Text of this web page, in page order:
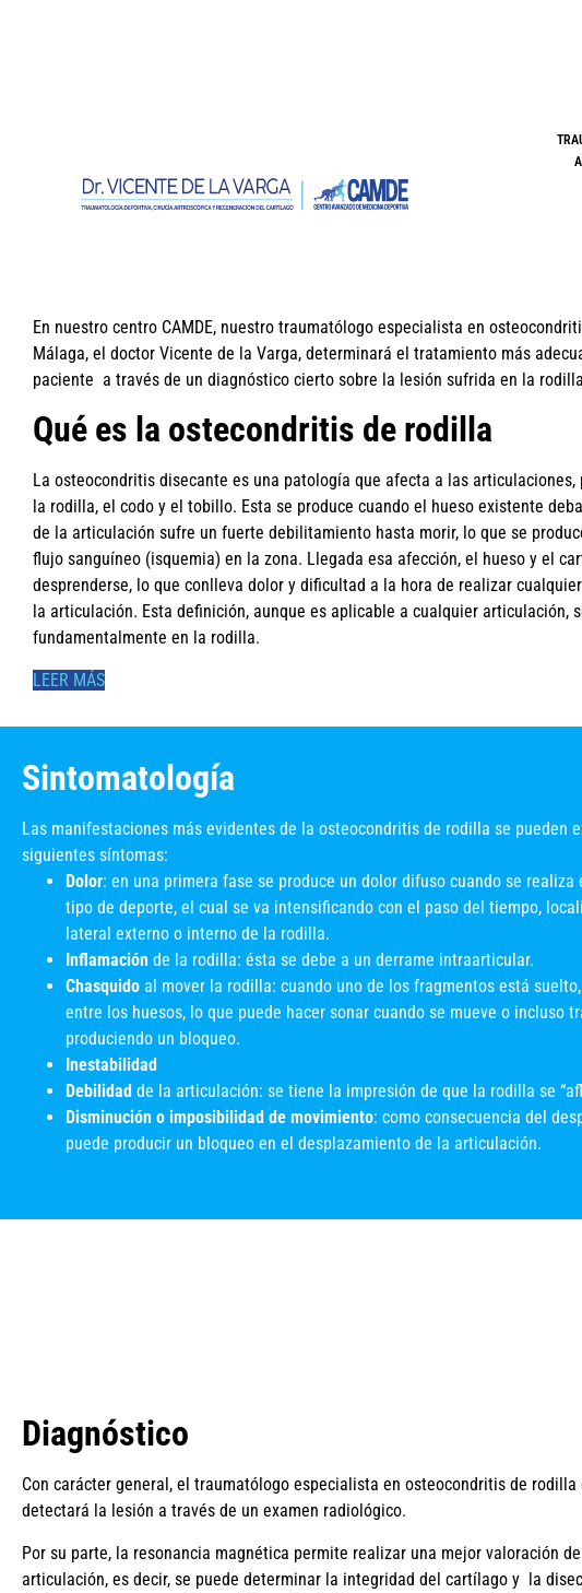
En nuestro centro CAMDE, nuestro traumatólogo especialista en
Málaga, el doctor Vicente de la Varga, determinará el tratamiento más
paciente a través de un diagnóstico cierto sobre la lesión sufrida en la
Qué es la ostecondritis de rodilla
La osteocondritis disecante es una patología que afecta a las articulaciones,
la rodilla, el codo y el tobillo. Esta se produce cuando el hueso existente
de la articulación sufre un fuerte debilitamiento hasta morir, lo que se
flujo sanguíneo (isquemia) en la zona. Llegada esa afección, el hueso y el
desprenderse, lo que conlleva dolor y dificultad a la hora de realizar
la articulación. Esta definición, aunque es aplicable a cualquier articulación,
fundamentalmente en la rodilla.
LEER MÁS
Sintomatología
Las manifestaciones más evidentes de la osteocondritis de rodilla se pueden
siguientes síntomas:
Dolor: en una primera fase se produce un dolor difuso cuando se realiza
tipo de deporte, el cual se va intensificando con el paso del tiempo,
lateral externo o interno de la rodilla.
Inflamación de la rodilla: ésta se debe a un derrame intraarticular.
Chasquido al mover la rodilla: cuando uno de los fragmentos está
entre los huesos, lo que puede hacer sonar cuando se mueve o incluso
produciendo un bloqueo.
Inestabilidad
Debilidad de la articulación: se tiene la impresión de que la rodilla se
Disminución o imposibilidad de movimiento: como consecuencia del
puede producir un bloqueo en el desplazamiento de la articulación.
Diagnóstico
Con carácter general, el traumatólogo especialista en osteocondritis de rodilla
detectará la lesión a través de un examen radiológico.
Por su parte, la resonancia magnética permite realizar una mejor valoración
articulación, es decir, se puede determinar la integridad del cartílago y la